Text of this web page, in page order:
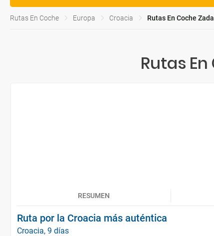
Rutas En Coche Europa Croacia Rutas En Coche
Rutas
RESUMEN
Ruta por la Croacia más auténtica
Croacia, 9 días